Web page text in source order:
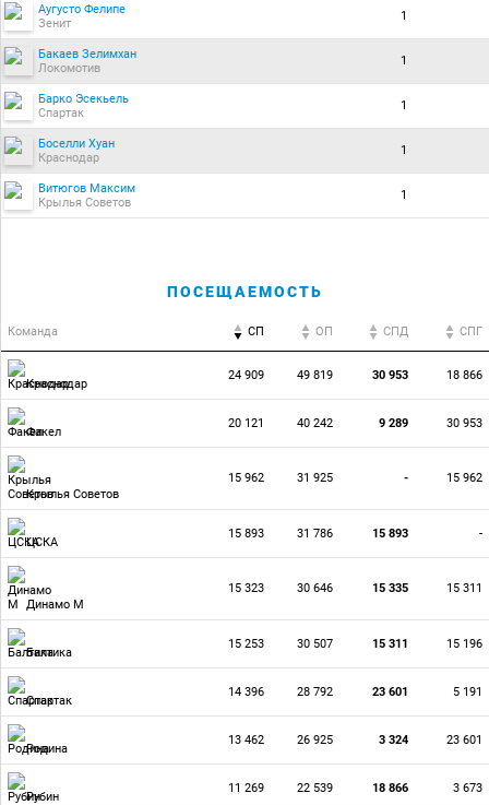
Аугусто Фелипе
Зенит
1
Бакаев Зелимхан
Локомотив
1
Барко Эсекьель
Спартак
1
Боселли Хуан
Краснодар
1
Витюгов Максим
Крылья Советов
1
ПОСЕЩАЕМОСТЬ
Команда СП ОП CПД CПГ
Краснодар
24 909 49 819 30 953 18 866
Факел
20 121 40 242 9 289 30 953
Крылья Советов
15 962 31 925 - 15 962
ЦСКА
15 893 31 786 15 893 -
Динамо М
15 323 30 646 15 335 15 311
Балтика
15 253 30 507 15 311 15 196
Спартак
14 396 28 792 23 601 5 191
Родина
13 462 26 925 3 324 23 601
Рубин
11 269 22 539 18 866 3 673